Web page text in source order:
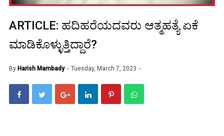
ARTICLE: ಹದಿಹರೆಯದವರು ಆತ್ಮಹತ್ಯೆ ಏಕೆ
ಮಾಡಿಕೊಳ್ಳುತ್ತಿದ್ದಾರೆ?
By Harish Mambady Tuesday, March 7, 2023